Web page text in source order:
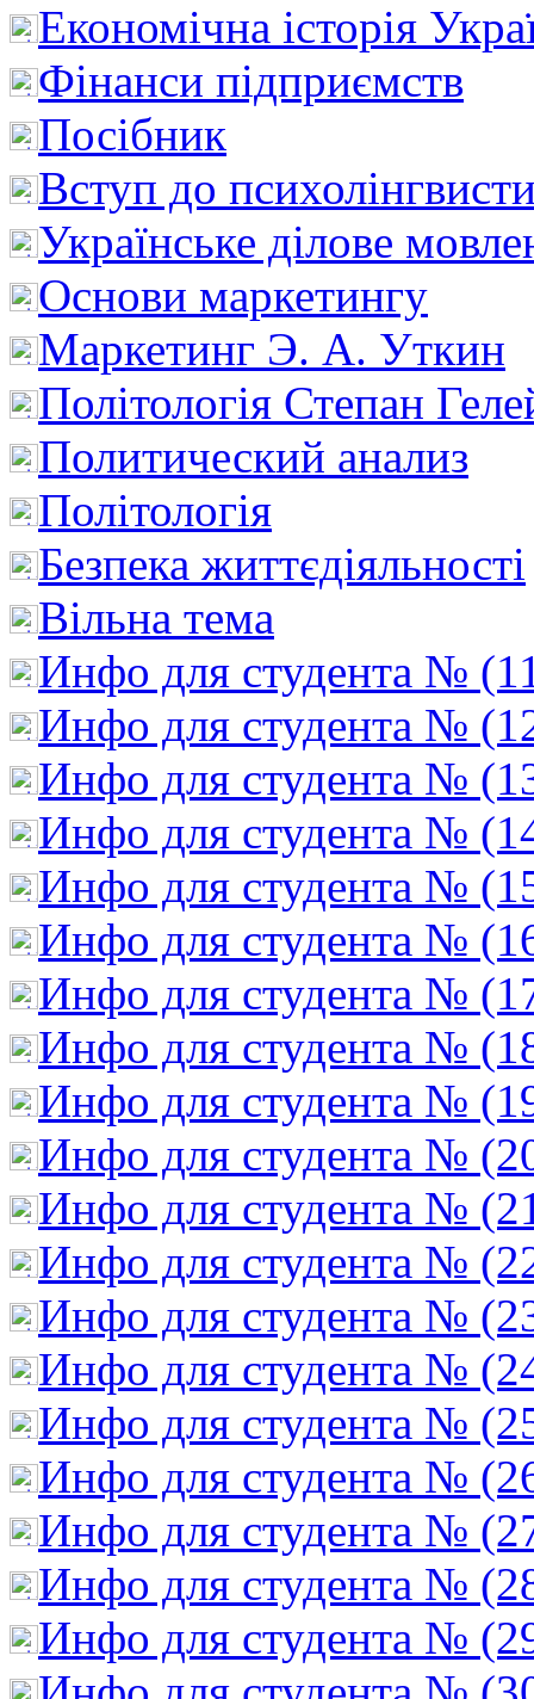
Економічна історія
Фінанси підприємств
Посібник
Вступ до
Українське ділове
Основи маркетингу
Маркетинг Э. А. Уткин
Політологія Степан
Политический анализ
Політологія
Безпека життєдіяльності
Вільна тема
Инфо для студента №
Инфо для студента №
Инфо для студента №
Инфо для студента №
Инфо для студента №
Инфо для студента №
Инфо для студента №
Инфо для студента №
Инфо для студента №
Инфо для студента №
Инфо для студента №
Инфо для студента №
Инфо для студента №
Инфо для студента №
Инфо для студента №
Инфо для студента №
Инфо для студента №
Инфо для студента №
Инфо для студента №